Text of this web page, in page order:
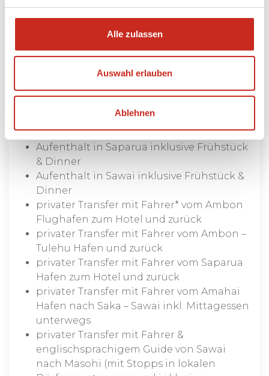
Alle zulassen
Auswahl erlauben
Ablehnen
Ab 2895 €
Preis ab [PREIS],- € pro Person, basierend auf
zwei Personen in einem Doppelzimmer.
vergleichbar) inklusive Frühstück
(teilweise sehr einfach)
Aufenthalt in Saparua inklusive Frühstück
& Dinner
Aufenthalt in Sawai inklusive Frühstück &
Dinner
privater Transfer mit Fahrer* vom Ambon
Flughafen zum Hotel und zurück
privater Transfer mit Fahrer vom Ambon –
Tulehu Hafen und zurück
privater Transfer mit Fahrer vom Saparua
Hafen zum Hotel und zurück
privater Transfer mit Fahrer vom Amahai
Hafen nach Saka – Sawai inkl. Mittagessen
unterwegs
privater Transfer mit Fahrer &
englischsprachigem Guide von Sawai
nach Masohi (mit Stopps in lokalen